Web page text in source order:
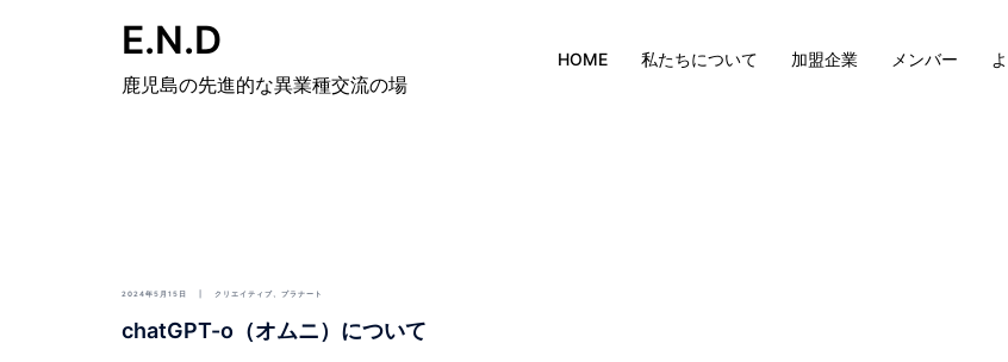
E.N.D
鹿児島の先進的な異業種交流の場
HOME 私たちについて 加盟企業 メンバー
2024年5月15日 クリエイティブ プラナート
chatGPT-o（オムニ）について